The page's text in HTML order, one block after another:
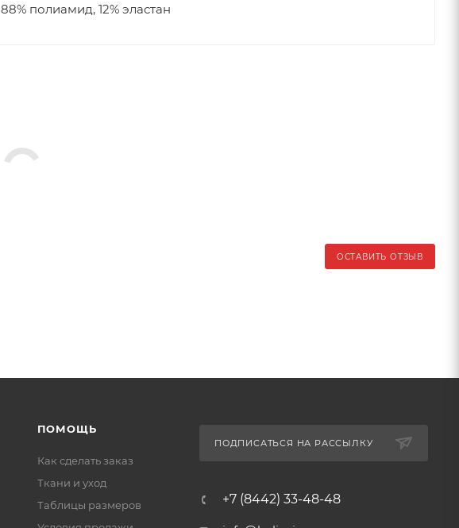
88% полиамид, 12% эластан
ОСТАВИТЬ ОТЗЫВ
ПОМОЩЬ
Как сделать заказ
Ткани и уход
Таблицы размеров
ПОДПИСАТЬСЯ НА РАССЫЛКУ
+7 (8442) 33-48-48